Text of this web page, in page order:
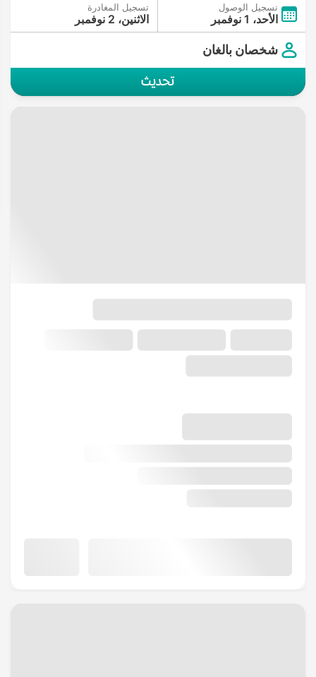
تسجيل الوصول
الأحد، 1 نوفمبر
تسجيل المغادرة
الاثنين، 2 نوفمبر
شخصان بالغان
تحديث